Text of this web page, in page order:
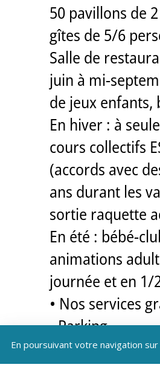
50 pavillons de
gîtes de 5/6
Salle de
juin à mi-
de jeux
En hiver : à
cours collectifs
(accords avec
ans durant les
sortie raquette
En été : bébé-
animations
journée et en 1/
• Nos services
- Parking
- Wifi (bar/
- Espace
En poursuivant votre navigation